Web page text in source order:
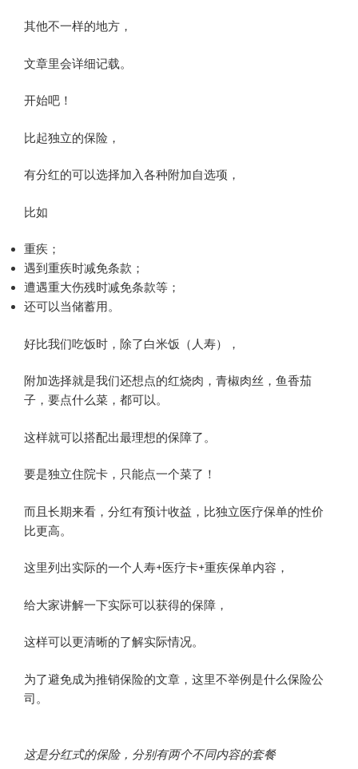
其他不一样的地方，
文章里会详细记载。
开始吧！
比起独立的保险，
有分红的可以选择加入各种附加自选项，
​比如
重疾；
遇到重疾时减免条款；
遭遇重大伤残时减免条款等；
还可以当储蓄用。
好比我们吃饭时，除了白米饭（人寿），
附加选择就是我们还想点的红烧肉，青椒肉丝，鱼香茄
子，要点什么菜，都可以。
这样就可以搭配出最理想的保障了。
要是独立住院卡，只能点一个菜了！
而且长期来看，分红有预计收益，比独立医疗保单的性价
比更高。
这里列出实际的一个人寿+医疗卡+重疾保单内容，
给大家讲解一下实际可以获得的保障，
这样可以更清晰的了解实际情况。
为了避免成为推销保险的文章，这里不举例是什么保险公
司。
这是分红式的保险，分别有两个不同内容的套餐